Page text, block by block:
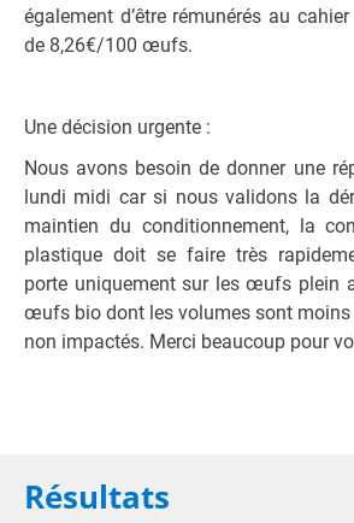
également d’être rémunérés au
de 8,26€/100 œufs.
Une décision urgente :
Nous avons besoin de donner une
lundi midi car si nous validons la
maintien du conditionnement, la
plastique doit se faire très
porte uniquement sur les œufs plein
œufs bio dont les volumes sont
non impactés. Merci beaucoup pour
Résultats